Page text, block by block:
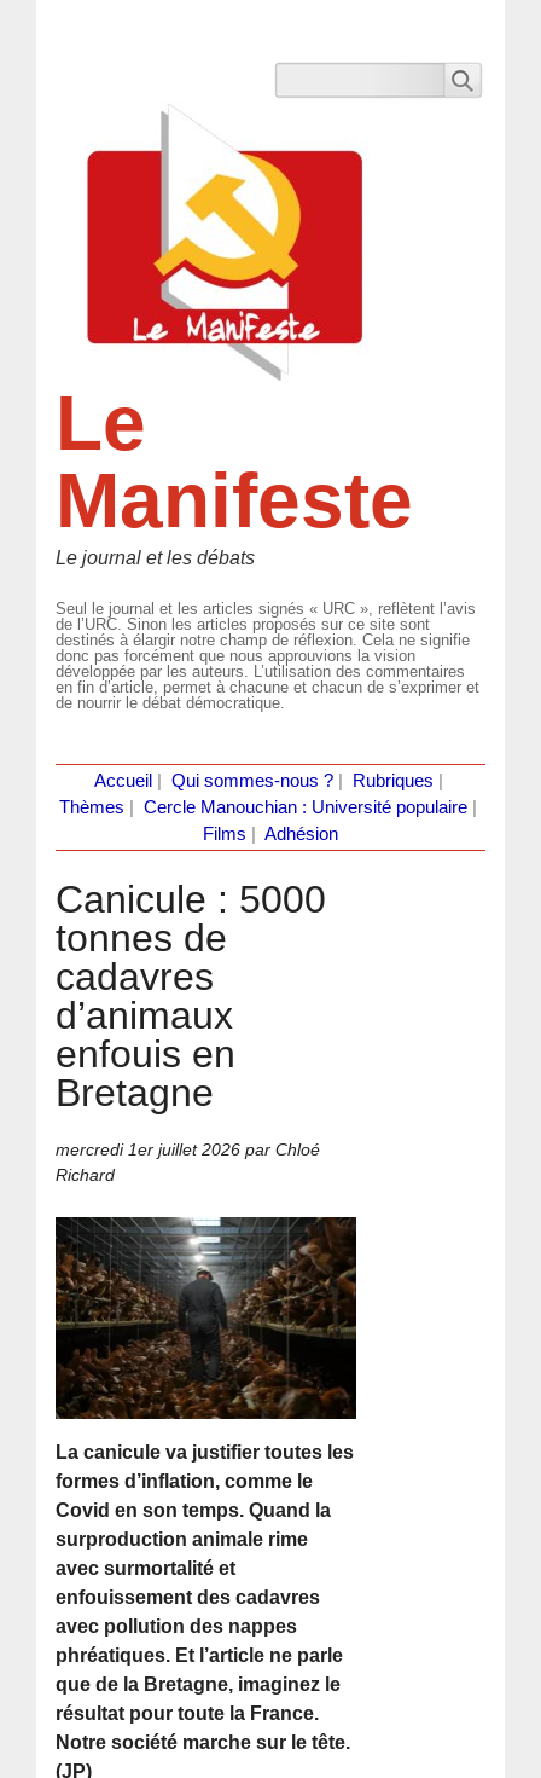
Le
Manifeste
Le journal et les débats
Seul le journal et les articles signés « URC », reflètent l’avis
de l’URC. Sinon les articles proposés sur ce site sont
destinés à élargir notre champ de réflexion. Cela ne signifie
donc pas forcément que nous approuvions la vision
développée par les auteurs. L’utilisation des commentaires
en fin d’article, permet à chacune et chacun de s’exprimer et
de nourrir le débat démocratique.
Accueil Qui sommes-nous ?| Rubriques
Thèmes
Cercle Manouchian : Université populaire
Films
Adhésion
Canicule : 5000
tonnes de
cadavres
d’animaux
enfouis en
Bretagne
mercredi 1er juillet 2026 par Chloé
Richard
La canicule va justifier toutes les
formes d’inflation, comme le
Covid en son temps. Quand la
surproduction animale rime
avec surmortalité et
enfouissement des cadavres
avec pollution des nappes
phréatiques. Et l’article ne parle
que de la Bretagne, imaginez le
résultat pour toute la France.
Notre société marche sur le tête.
(JP)